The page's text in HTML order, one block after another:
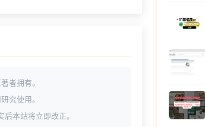
者拥有。
究使用。
本站将立即改正。